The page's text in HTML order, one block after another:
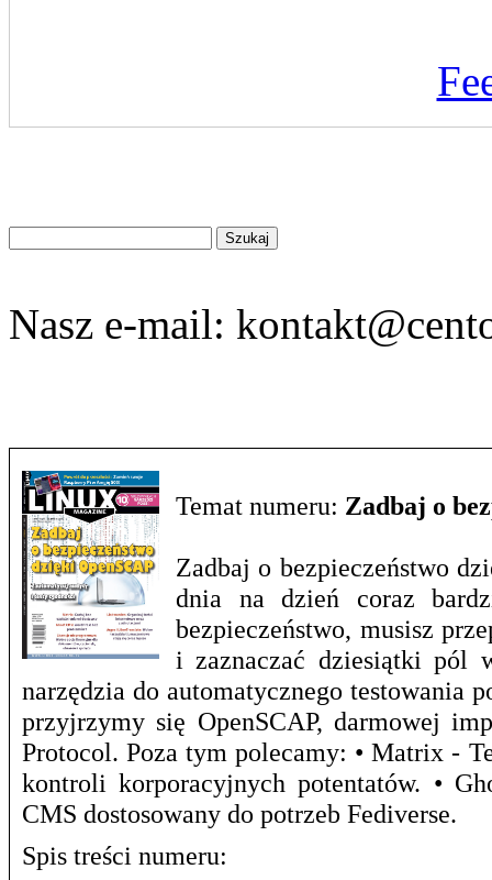
na
Nasz e-mail:
Temat numeru: Zadbaj o
Zadbaj o bezpieczeństwo
dnia na dzień coraz
bezpieczeństwo, musisz
i zaznaczać dziesiątki pól
narzędzia do automatycznego testowania
przyjrzymy się OpenSCAP, darmowej
Protocol. Poza tym polecamy: • Matrix -
kontroli korporacyjnych potentatów. •
CMS dostosowany do potrzeb Fediverse.
Spis treści numeru: